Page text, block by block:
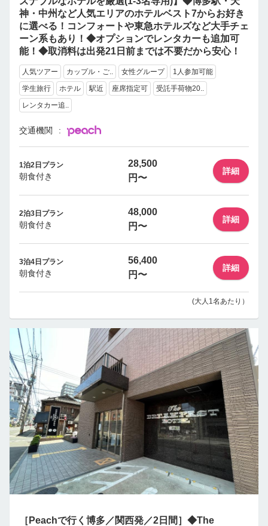
神・中州など人気エリアのホテルベスト7からお好き
に選べる！コンフォートや東急ホテルズなど大手チェ
ーン系もあり！◆オプションでレンタカーも追加可
能！◆取消料は出発21日前までは不要だから安心！
人気ツアー カップル・ご.. 女性グループ
1人参加可能
学生旅行
ホテル 駅近 座席指定可
受託手荷物20..
レンタカー追..
交通機関
1泊2日プラン
朝食付き
28,500
円〜
詳細
2泊3日プラン
朝食付き
48,000
円〜
詳細
3泊4日プラン
朝食付き
56,400
円〜
詳細
(大人1名あたり）
［Peachで行く博多／関西発／2日間］◆The